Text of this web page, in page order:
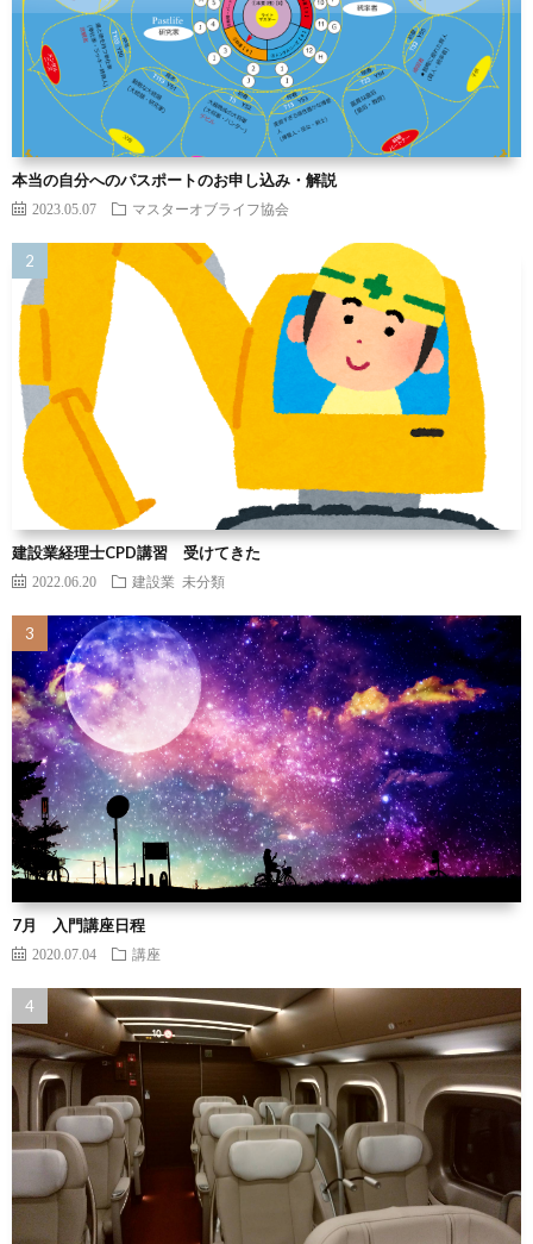
本当の自分へのパスポートのお申し込み・解説
2023.05.07 マスターオブライフ協会
建設業経理士CPD講習 受けてきた
2022.06.20 建設業 未分類
7月 入門講座日程
2020.07.04 講座